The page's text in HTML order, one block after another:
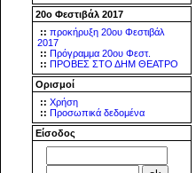
20ο Φεστιβάλ 2017
:: προκήρυξη 20ου Φεστιβάλ
2017
:: Πρόγραμμα 20ου Φεστ.
:: ΠΡΟΒΕΣ ΣΤΟ ΔΗΜ ΘΕΑΤΡΟ
Ορισμοί
:: Χρήση
:: Προσωπικά δεδομένα
Είσοδος